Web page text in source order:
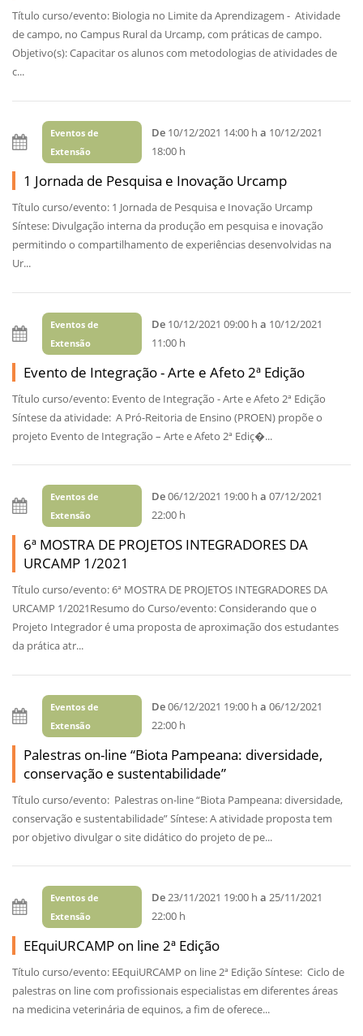
Título curso/evento: Biologia no Limite da Aprendizagem - Atividade
de campo, no Campus Rural da Urcamp, com práticas de campo.
Objetivo(s): Capacitar os alunos com metodologias de atividades de
c...
Eventos de
Extensão
De 10/12/2021 14:00 ha 10/12/2021
18:00 h
1 Jornada de Pesquisa e Inovação Urcamp
Título curso/evento: 1 Jornada de Pesquisa e Inovação Urcamp
Síntese: Divulgação interna da produção em pesquisa e inovação
permitindo o compartilhamento de experiências desenvolvidas na
Ur...
Eventos de
Extensão
De 10/12/2021 09:00 ha 10/12/2021
11:00 h
Evento de Integração - Arte e Afeto 2ª Edição
Título curso/evento: Evento de Integração - Arte e Afeto 2ª Edição
Síntese da atividade: A Pró-Reitoria de Ensino (PROEN) propõe o
projeto Evento de Integração – Arte e Afeto 2ª Ediç�...
Eventos de
Extensão
De06/12/2021 19:00 ha 07/12/2021
22:00 h
6ª MOSTRA DE PROJETOS INTEGRADORES DA
URCAMP 1/2021
Título curso/evento: 6ª MOSTRA DE PROJETOS INTEGRADORES DA
URCAMP 1/2021Resumo do Curso/evento: Considerando que o
Projeto Integrador é uma proposta de aproximação dos estudantes
da prática atr...
Eventos de
Extensão
De06/12/2021 19:00 ha 06/12/2021
22:00 h
Palestras on-line “Biota Pampeana: diversidade,
conservação e sustentabilidade”
Título curso/evento: Palestras on-line “Biota Pampeana: diversidade,
conservação e sustentabilidade” Síntese: A atividade proposta tem
por objetivo divulgar o site didático do projeto de pe...
Eventos de
Extensão
De23/11/2021 19:00 ha 25/11/2021
22:00 h
EEquiURCAMP on line 2ª Edição
Título curso/evento: EEquiURCAMP on line 2ª Edição Síntese: Ciclo de
palestras on line com profissionais especialistas em diferentes áreas
na medicina veterinária de equinos, a fim de oferece...